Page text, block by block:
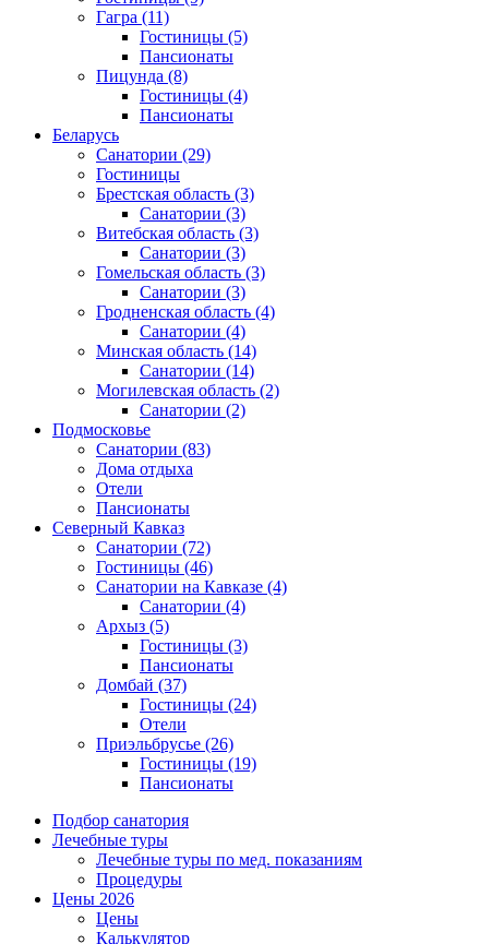
Гагра (11)
Гостиницы (5)
Пансионаты
Пицунда (8)
Гостиницы (4)
Пансионаты
Беларусь
Санатории (29)
Гостиницы
Брестская область (3)
Санатории (3)
Витебская область (3)
Санатории (3)
Гомельская область (3)
Санатории (3)
Гродненская область (4)
Санатории (4)
Минская область (14)
Санатории (14)
Могилевская область (2)
Санатории (2)
Подмосковье
Санатории (83)
Дома отдыха
Отели
Пансионаты
Северный Кавказ
Санатории (72)
Гостиницы (46)
Санатории на Кавказе (4)
Санатории (4)
Архыз (5)
Гостиницы (3)
Пансионаты
Домбай (37)
Гостиницы (24)
Отели
Приэльбрусье (26)
Гостиницы (19)
Пансионаты
Подбор санатория
Лечебные туры
Лечебные туры по мед. показаниям
Процедуры
Цены 2026
Цены
Калькулятор